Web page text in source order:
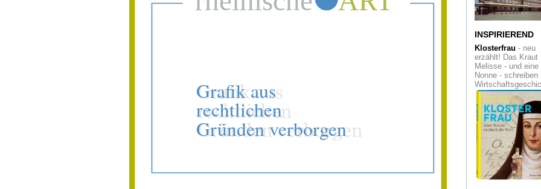
Kunst und Kirche
Heinz Mack im
Marianum
Kulturleuchttürme
Revier. Und so
steht in
Gelsenkirchen...
Masken-Zauberin
Singapur. Eine
im dortigen Red
Design Museum
La TouretteNahe
Ein Kloster aus
zur Einkehr und
INSPIRIEREND
Klosterfrau - neu
erzählt! Das Kraut
Melisse - und eine
Nonne - schreiben